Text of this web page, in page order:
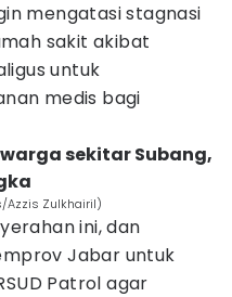
mengatasi stagnasi
sakit akibat
untuk
medis bagi
warga sekitar Subang,
Azzis Zulkhairil)
ini, dan
Jabar untuk
Patrol agar